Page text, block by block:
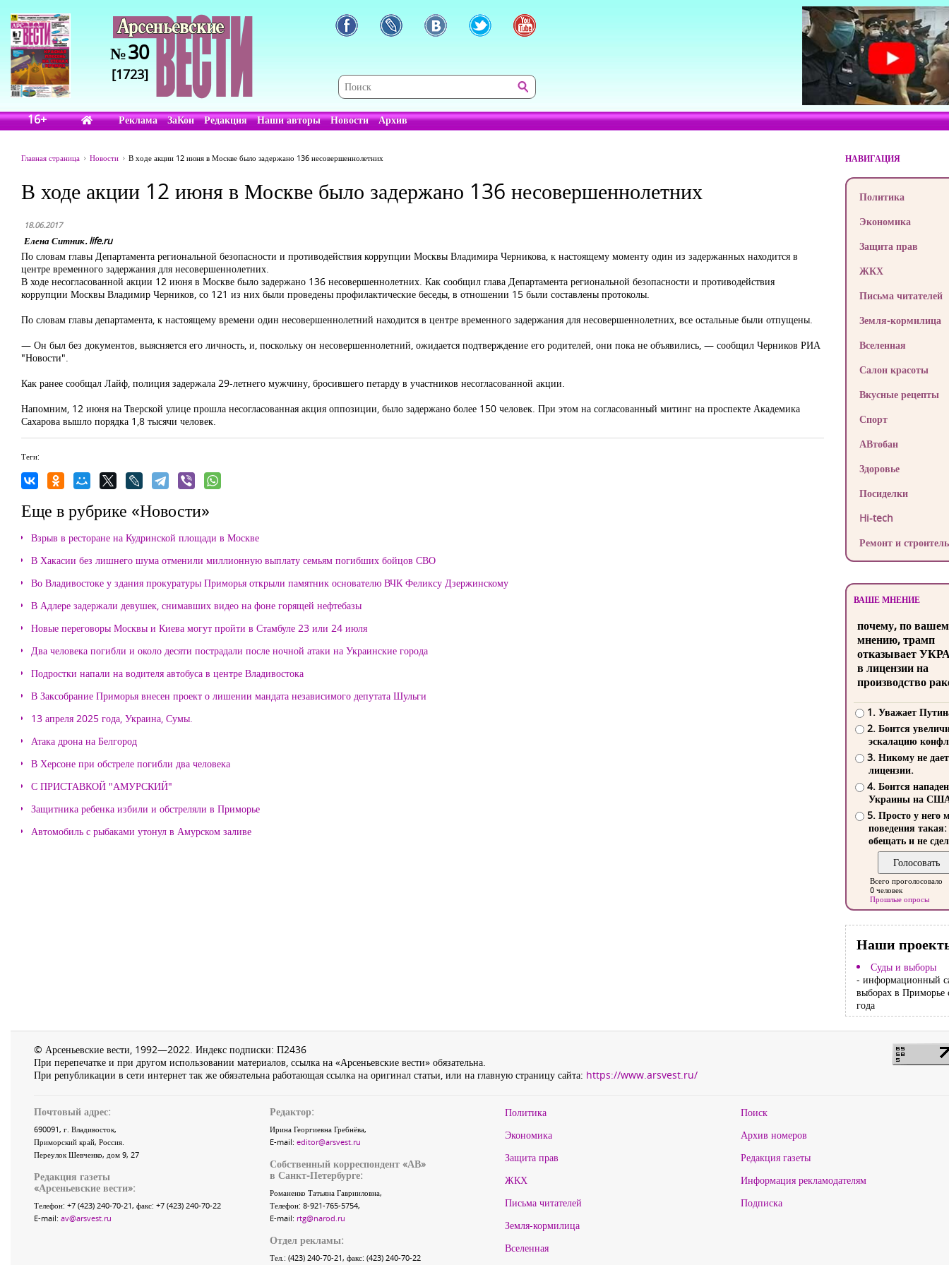
№30
[1723]
16+ Реклама ЗаКон Редакция Наши авторы Новости Архив
Главная страница Новости В ходе акции 12 июня в Москве было задержано 136 несовершеннолетних
В ходе акции 12 июня в Москве было задержано 136 несовершеннолетних
18.06.2017
Елена Ситник. life.ru
По словам главы Департамента региональной безопасности и противодействия коррупции Москвы Владимира Черникова, к настоящему моменту один из задержанных находится в
центре временного задержания для несовершеннолетних.
В ходе несогласованной акции 12 июня в Москве было задержано 136 несовершеннолетних. Как сообщил глава Департамента региональной безопасности и противодействия
коррупции Москвы Владимир Черников, со 121 из них были проведены профилактические беседы, в отношении 15 были составлены протоколы.
По словам главы департамента, к настоящему времени один несовершеннолетний находится в центре временного задержания для несовершеннолетних, все остальные были отпущены.
— Он был без документов, выясняется его личность, и, поскольку он несовершеннолетний, ожидается подтверждение его родителей, они пока не объявились, — сообщил Черников РИА
"Новости".
Как ранее сообщал Лайф, полиция задержала 29-летнего мужчину, бросившего петарду в участников несогласованной акции.
Напомним, 12 июня на Тверской улице прошла несогласованная акция оппозиции, было задержано более 150 человек. При этом на согласованный митинг на проспекте Академика
Сахарова вышло порядка 1,8 тысячи человек.
Теги:
Еще в рубрике «Новости»
Взрыв в ресторане на Кудринской площади в Москве
В Хакасии без лишнего шума отменили миллионную выплату семьям погибших бойцов СВО
Во Владивостоке у здания прокуратуры Приморья открыли памятник основателю ВЧК Феликсу Дзержинскому
В Адлере задержали девушек, снимавших видео на фоне горящей нефтебазы
Новые переговоры Москвы и Киева могут пройти в Стамбуле 23 или 24 июля
Два человека погибли и около десяти пострадали после ночной атаки на Украинские города
Подростки напали на водителя автобуса в центре Владивостока
В Заксобрание Приморья внесен проект о лишении мандата независимого депутата Шульги
13 апреля 2025 года, Украина, Сумы.
Атака дрона на Белгород
В Херсоне при обстреле погибли два человека
С ПРИСТАВКОЙ "АМУРСКИЙ"
Защитника ребенка избили и обстреляли в Приморье
Автомобиль с рыбаками утонул в Амурском заливе
НАВИГАЦИЯ
Политика
Экономика
Защита прав
ЖКХ
Письма читателей
Земля-кормилица
Вселенная
Салон красоты
Вкусные рецепты
Спорт
АВтобан
Здоровье
Посиделки
Hi-tech
Ремонт и
ВАШЕ МНЕНИЕ
почему, по
мнению, трамп
отказывает
в лицензии на
производство
1. Уважает
2. Боится
эскалацию
3. Никому не
лицензии.
4. Боится
Украины на
5. Просто у него
поведения такая:
обещать и не
Всего проголосовало
0 человек
Прошлые опросы
Наши
Суды и выборы
- информационный
выборах в Приморье
года
© Арсеньевские вести, 1992—2022. Индекс подписки: П2436
При перепечатке и при другом использовании материалов, ссылка на «Арсеньевские вести» обязательна.
При републикации в сети интернет так же обязательна работающая ссылка на оригинал статьи, или на главную страницу сайта: https://www.arsvest.ru/
Почтовый адрес:
690091, г. Владивосток,
Приморский край, Россия.
Переулок Шевченко, дом 9, 27
Редакция газеты
«Арсеньевские вести»:
Телефон: +7 (423) 240-70-21, факс: +7 (423) 240-70-22
E-mail: av@arsvest.ru
Редактор:
Ирина Георгиевна Гребнёва,
E-mail: editor@arsvest.ru
Собственный корреспондент «АВ»
в Санкт-Петербурге:
Романенко Татьяна Гаврииловна,
Телефон: 8-921-765-5754,
E-mail: rtg@narod.ru
Отдел рекламы:
Тел.: (423) 240-70-21, факс: (423) 240-70-22
Политика
Экономика
Защита прав
ЖКХ
Письма читателей
Земля-кормилица
Вселенная
Поиск
Архив номеров
Редакция газеты
Информация рекламодателям
Подписка